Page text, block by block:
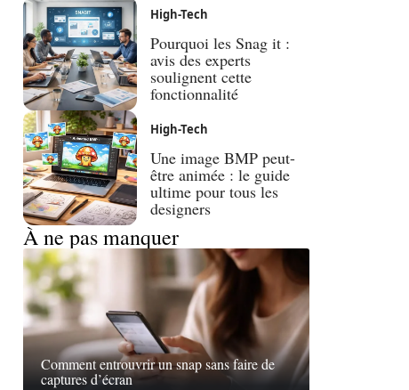
High-Tech
Pourquoi les Snag it :
avis des experts
soulignent cette
fonctionnalité
High-Tech
Une image BMP peut-
être animée : le guide
ultime pour tous les
designers
À ne pas manquer
Comment entrouvrir un snap sans faire de
captures d’écran